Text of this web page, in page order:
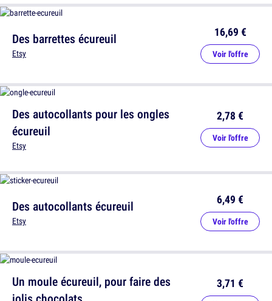
Des autocollants pour les ongles
écureuil
Etsy
2,78 €
Voir l'offre
Un moule écureuil, pour faire des
3,71 €
Des barrettes écureuil
Etsy
16,69 €
Voir l'offre
Des autocollants écureuil
Etsy
6,49 €
Voir l'offre